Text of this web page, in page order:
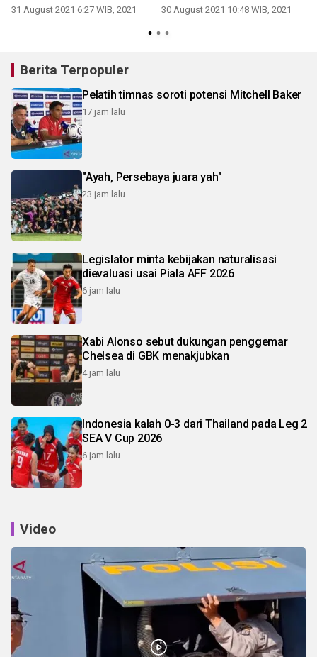
31 August 2021 6:27 WIB, 2021 30 August 2021 10:48 WIB, 2021
Berita Terpopuler
Pelatih timnas soroti potensi Mitchell Baker
17 jam lalu
"Ayah, Persebaya juara yah"
23 jam lalu
Legislator minta kebijakan naturalisasi
dievaluasi usai Piala AFF 2026
6 jam lalu
Xabi Alonso sebut dukungan penggemar
Chelsea di GBK menakjubkan
4 jam lalu
Indonesia kalah 0-3 dari Thailand pada Leg 2
SEA V Cup 2026
6 jam lalu
Video